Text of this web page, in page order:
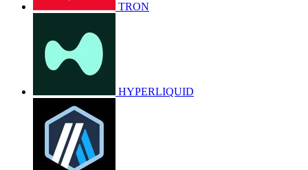
TRON
HYPERLIQUID